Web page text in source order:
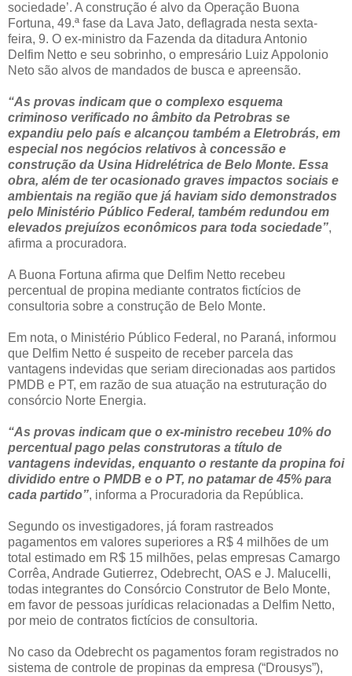
sociedade’. A construção é alvo da Operação Buona
Fortuna, 49.ª fase da Lava Jato, deflagrada nesta sexta-
feira, 9. O ex-ministro da Fazenda da ditadura Antonio
Delfim Netto e seu sobrinho, o empresário Luiz Appolonio
Neto são alvos de mandados de busca e apreensão.
“As provas indicam que o complexo esquema
criminoso verificado no âmbito da Petrobras se
expandiu pelo país e alcançou também a Eletrobrás, em
especial nos negócios relativos à concessão e
construção da Usina Hidrelétrica de Belo Monte. Essa
obra, além de ter ocasionado graves impactos sociais e
ambientais na região que já haviam sido demonstrados
pelo Ministério Público Federal, também redundou em
elevados prejuízos econômicos para toda sociedade”,
afirma a procuradora.
A Buona Fortuna afirma que Delfim Netto recebeu
percentual de propina mediante contratos fictícios de
consultoria sobre a construção de Belo Monte.
Em nota, o Ministério Público Federal, no Paraná, informou
que Delfim Netto é suspeito de receber parcela das
vantagens indevidas que seriam direcionadas aos partidos
PMDB e PT, em razão de sua atuação na estruturação do
consórcio Norte Energia.
“As provas indicam que o ex-ministro recebeu 10% do
percentual pago pelas construtoras a título de
vantagens indevidas, enquanto o restante da propina foi
dividido entre o PMDB e o PT, no patamar de 45% para
cada partido”, informa a Procuradoria da República.
Segundo os investigadores, já foram rastreados
pagamentos em valores superiores a R$ 4 milhões de um
total estimado em R$ 15 milhões, pelas empresas Camargo
Corrêa, Andrade Gutierrez, Odebrecht, OAS e J. Malucelli,
todas integrantes do Consórcio Construtor de Belo Monte,
em favor de pessoas jurídicas relacionadas a Delfim Netto,
por meio de contratos fictícios de consultoria.
No caso da Odebrecht os pagamentos foram registrados no
sistema de controle de propinas da empresa (“Drousys”),